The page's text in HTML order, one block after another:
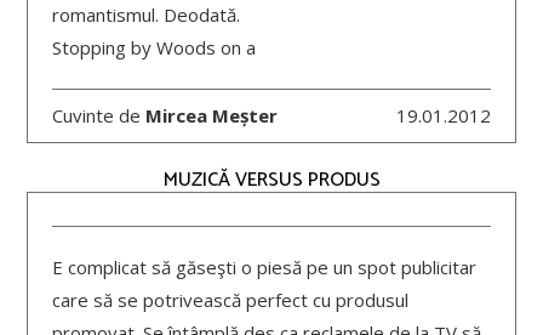
romantismul. Deodată.
Stopping by Woods on a
Cuvinte de Mircea Meșter 19.01.2012
MUZICĂ VERSUS PRODUS
E complicat să găseşti o piesă pe un spot publicitar
care să se potrivească perfect cu produsul